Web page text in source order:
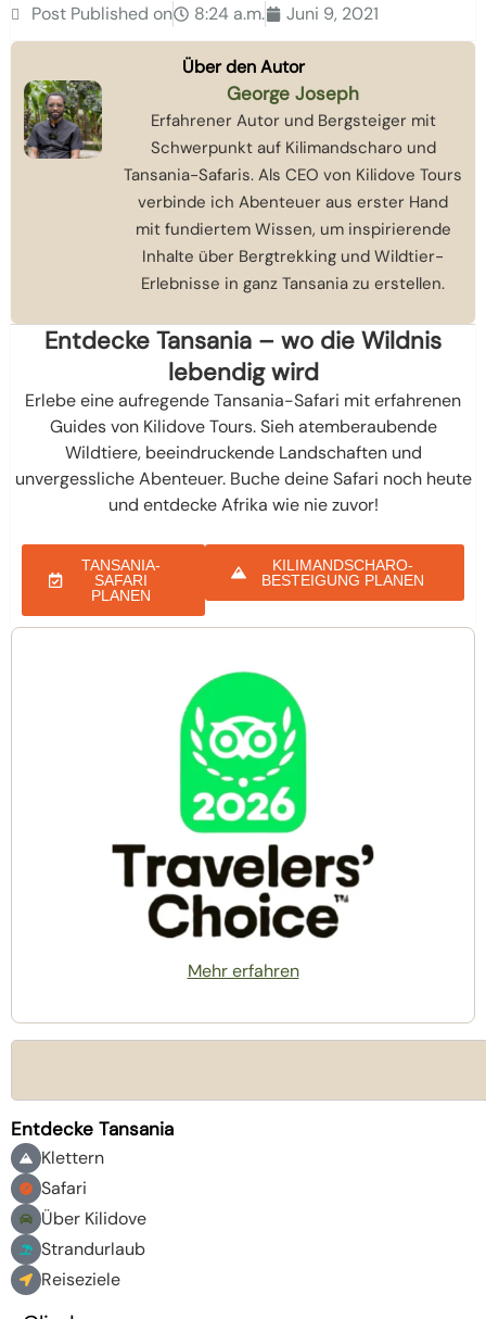
Post Published on 8:24 a.m. Juni 9, 2021
Über den Autor
George Joseph
Erfahrener Autor und Bergsteiger mit
Schwerpunkt auf Kilimandscharo und
Tansania-Safaris. Als CEO von Kilidove Tours
verbinde ich Abenteuer aus erster Hand
mit fundiertem Wissen, um inspirierende
Inhalte über Bergtrekking und Wildtier-
Erlebnisse in ganz Tansania zu erstellen.
Entdecke Tansania – wo die Wildnis
lebendig wird
Erlebe eine aufregende Tansania-Safari mit erfahrenen
Guides von Kilidove Tours. Sieh atemberaubende
Wildtiere, beeindruckende Landschaften und
unvergessliche Abenteuer. Buche deine Safari noch heute
und entdecke Afrika wie nie zuvor!
TANSANIA-
SAFARI
PLANEN
KILIMANDSCHARO-
BESTEIGUNG PLANEN
Mehr erfahren
Entdecke Tansania
Klettern
Safari
Über Kilidove
Strandurlaub
Reiseziele